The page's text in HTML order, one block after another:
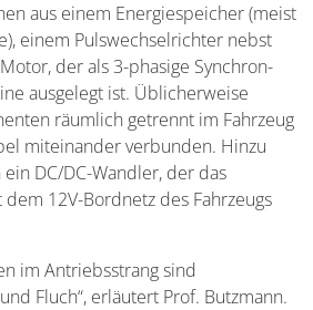
aus einem Energiespeicher (meist
einem Pulswechselrichter nebst
der als 3-phasige Synchron-
ausgelegt ist. Üblicherweise
räumlich getrennt im Fahrzeug
miteinander verbunden. Hinzu
DC/DC-Wandler, der das
12V-Bordnetz des Fahrzeugs
im Antriebsstrang sind
Fluch“, erläutert Prof. Butzmann.